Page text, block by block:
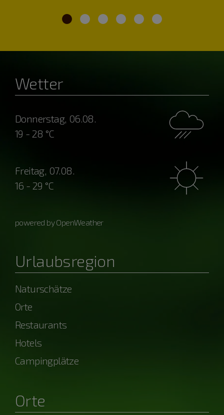
Wetter
Donnerstag, 06.08.
19 - 28 °C
Freitag, 07.08.
16 - 29 °C
powered by OpenWeather
Urlaubsregion
Naturschätze
Orte
Restaurants
Hotels
Campingplätze
Orte